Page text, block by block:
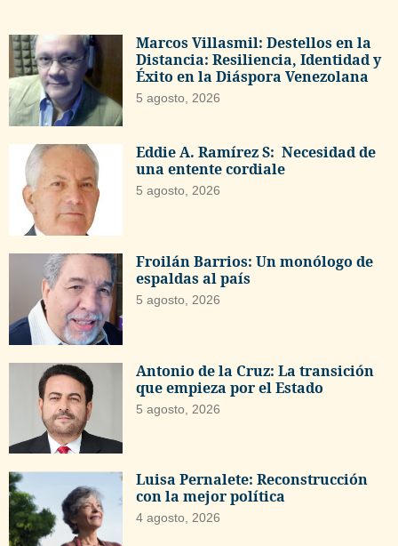
Marcos Villasmil: Destellos en la
Distancia: Resiliencia, Identidad y
Éxito en la Diáspora Venezolana
5 agosto, 2026
Eddie A. Ramírez S: Necesidad de
una entente cordiale
5 agosto, 2026
Froilán Barrios: Un monólogo de
espaldas al país
5 agosto, 2026
Antonio de la Cruz: La transición
que empieza por el Estado
5 agosto, 2026
Luisa Pernalete: Reconstrucción
con la mejor política
4 agosto, 2026